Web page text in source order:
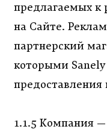
предлагаемых к
на Сайте.
партнерский
которыми
предоставления
1.1.5 Компания